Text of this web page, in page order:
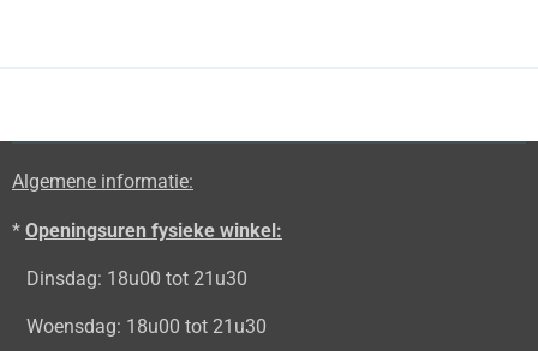
Algemene informatie:
* Openingsuren fysieke winkel:
Dinsdag: 18u00 tot 21u30
Woensdag: 18u00 tot 21u30